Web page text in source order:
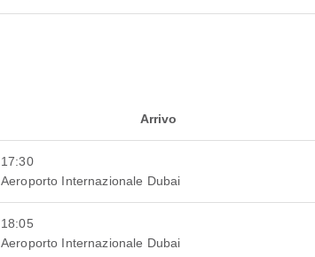
Arrivo
17:30
Aeroporto Internazionale Dubai
18:05
Aeroporto Internazionale Dubai